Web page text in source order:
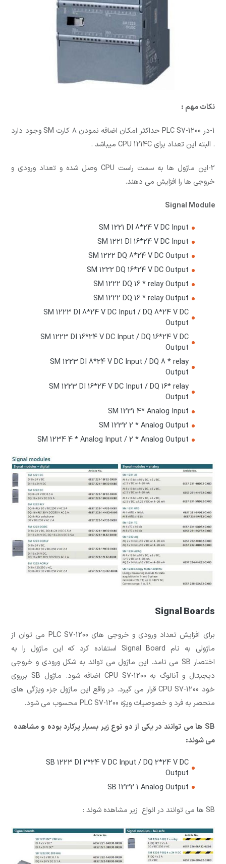
نکات مهم :
1-در PLC S7-1200 حداکثر امکان اضافه نمودن ۸ کارت SM وجود دارد
. البته این تعداد برای CPU 1214C میباشد .
2-این ماژول ها به سمت راست CPU وصل شده و تعداد ورودی و
خروجی ها را افزایش می دهند.
Signal Module
SM 1221 DI 8*24 V DC Input
SM 1221 DI 16*24 V DC Input
SM 1222 DQ 8*24 V DC Output
SM 1222 DQ 16*24 V DC Output
SM 1222 DQ 16 * relay Output
SM 1222 DQ 16 * relay Output
SM 1223 DI 8*24 V DC Input / DQ 8*24 V DC
Output
SM 1223 DI 16*24 V DC Input / DQ 16*24 V DC
Output
SM 1223 DI 8*24 V DC Input / DQ 8 * relay
Output
SM 1223 DI 16*24 V DC Input / DQ 16* relay
Output
SM 1231 4* Analog Input
SM 1232 2 * Analog Output
SM 1234 4 * Analog Input / 2 * Analog Output
Signal Boards
برای افزایش تعداد ورودی و خروجی های PLC S7-1200 می توان از
ماژولی به نام Signal Board استفاده کرد که این ماژول را به
اختصار SB می نامد. این ماژول می تواند به شکل ورودی و خروجی
دیجیتال و آنالوگ به CPU S7-1200 اضافه شود. ماژول SB برروی
خود CPU S7-1200 قرار می گیرد. در واقع این ماژول جزء ویژگی های
منحصر به فرد و خصوصیات ویژه PLC S7-1200 محسوب می شود.
SB ها می توانند در یکی از دو نوع زیر بسیار پرکارد بوده و مشاهده
می شوند:
SB 1223 DI 2*24 V DC Input / DQ 2*24 V DC
Output
SB 1232 1 Analog Output
SB ها می توانند در انواع زیر مشاهده شوند :